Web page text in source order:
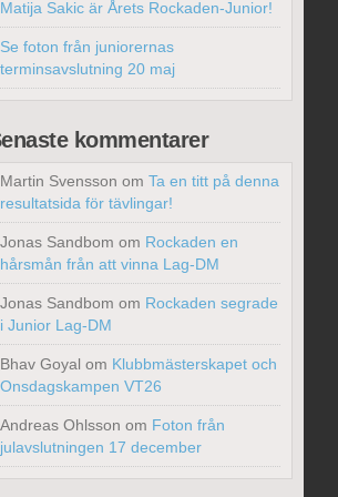
Matija Sakic är Årets Rockaden-Junior!
Se foton från juniorernas
terminsavslutning 20 maj
kommentarer
Martin Svensson om Ta en titt på denna
resultatsida för tävlingar!
Jonas Sandbom om Rockaden en
hårsmån från att vinna Lag-DM
Jonas Sandbom om Rockaden segrade
i Junior Lag-DM
Bhav Goyal om Klubbmästerskapet och
Onsdagskampen VT26
Andreas Ohlsson om Foton från
julavslutningen 17 december